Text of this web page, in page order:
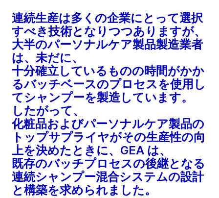
連続生産は多くの企業にとって選択
すべき技術となりつつありますが、
大半のパーソナルケア製品製造業者
は、未だに、
十分確立しているものの時間がかか
るバッチベースのプロセスを使用し
てシャンプーを製造しています。
したがって、
化粧品およびパーソナルケア製品の
トップサプライヤがその生産性の向
上を決めたときに、GEA は、
既存のバッチプロセスの後継となる
連続シャンプー混合システムの設計
と構築を求められました。